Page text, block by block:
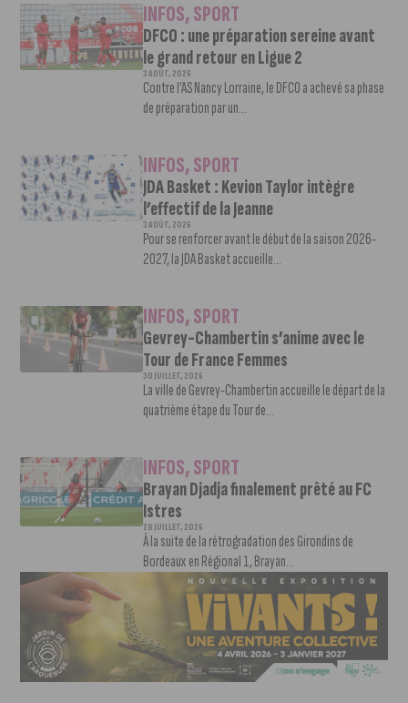
INFOS,SPORT
DFCO : une préparation sereine avant
le grand retour en Ligue 2
3 AOÛT, 2026
Contre l’AS Nancy Lorraine, le DFCO a achevé sa phase
de préparation par un...
INFOS,SPORT
JDA Basket : Kevion Taylor intègre
l’effectif de la Jeanne
3 AOÛT, 2026
Pour se renforcer avant le début de la saison 2026-
2027, la JDA Basket accueille...
INFOS,SPORT
Gevrey-Chambertin s’anime avec le
Tour de France Femmes
30 JUILLET, 2026
La ville de Gevrey-Chambertin accueille le départ de la
quatrième étape du Tour de...
INFOS,SPORT
Brayan Djadja finalement prêté au FC
Istres
28 JUILLET, 2026
À la suite de la rétrogradation des Girondins de
Bordeaux en Régional 1, Brayan...